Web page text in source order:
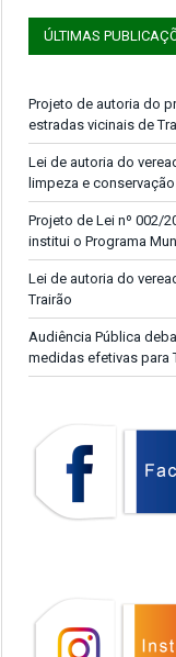
ÚLTIMAS
Projeto de autoria do
estradas vicinais de
Lei de autoria do
limpeza e
Projeto de Lei nº 002/
institui o Programa
Lei de autoria do
Trairão
Audiência Pública
medidas efetivas para